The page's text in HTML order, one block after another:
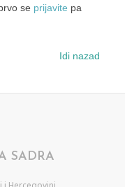
se prijavite pa
Idi nazad
SADRA